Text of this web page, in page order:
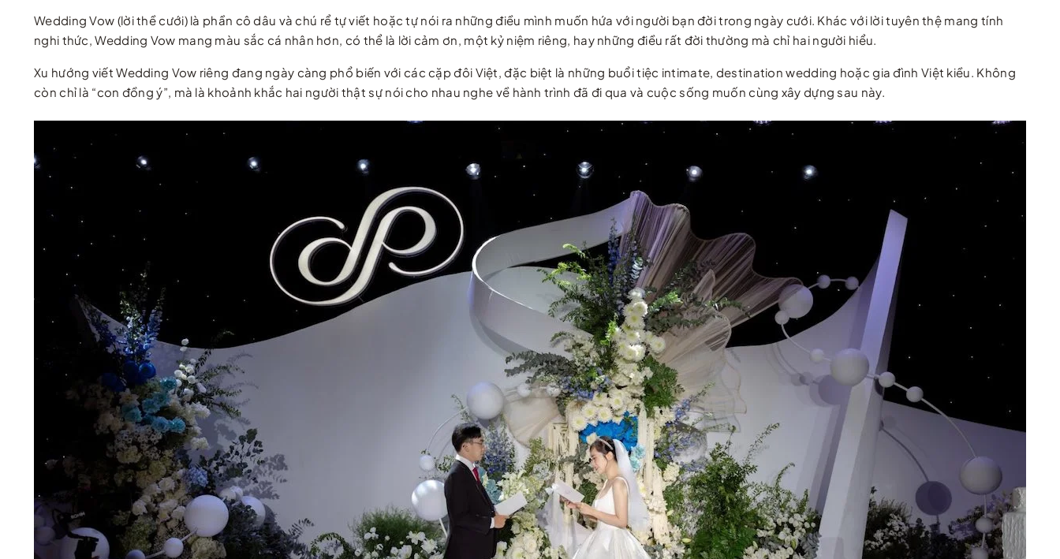
Wedding Vow (lời thề cưới) là phần cô dâu và chú rể tự viết hoặc tự nói ra những điều mình muốn hứa với người bạn đời trong ngày cưới. Khác với lời tuyên thệ mang tính
nghi thức, Wedding Vow mang màu sắc cá nhân hơn, có thể là lời cảm ơn, một kỷ niệm riêng, hay những điều rất đời thường mà chỉ hai người hiểu.
Xu hướng viết Wedding Vow riêng đang ngày càng phổ biến với các cặp đôi Việt, đặc biệt là những buổi tiệc intimate, destination wedding hoặc gia đình Việt kiều. Không
còn chỉ là “con đồng ý”, mà là khoảnh khắc hai người thật sự nói cho nhau nghe về hành trình đã đi qua và cuộc sống muốn cùng xây dựng sau này.